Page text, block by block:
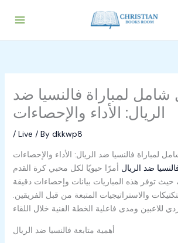
شامل لمباراة فالنسيا ضد
الريال: الأداء والإحصاءات
/ Live / By dkkwp8
لمباراة فالنسيا ضد الريال: الأداء والإحصاءات
ضد الريال أمرًا حيويًا لكل محبي كرة القدم
حيث توفر هذه المباريات بيانات وإحصاءات دقيقة
والاستراتيجيات المتبعة من قبل الفريقين.
أهمية متابعة فالنسيا ضد الريال